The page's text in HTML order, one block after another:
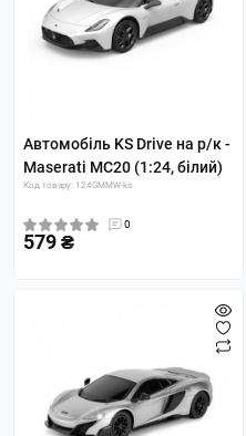
Автомобіль KS Drive на р/к -
Maserati MC20 (1:24, білий)
Код товару: 124GMMW-ks
0
579 ₴